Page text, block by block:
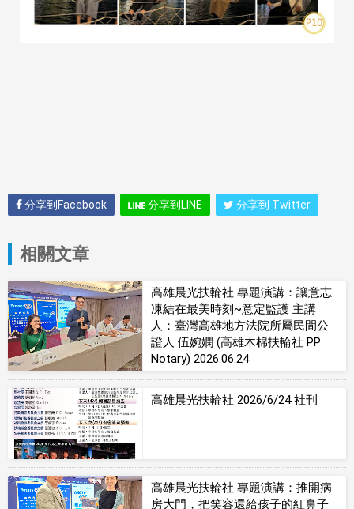
分享到Facebook 分享到LINE 分享到 Twitter
相關文章
高雄晨光扶輪社 專題演講：讓意志
凍結在最美時刻~意定監護 主講
人：臺灣高雄地方法院所屬民間公
證人 伍婉嫻 (高雄木棉扶輪社 PP
Notary) 2026.06.24
高雄晨光扶輪社 2026/6/24 社刊
高雄晨光扶輪社 專題演講：推開病
房大門，把笑容還給孩子的紅鼻子